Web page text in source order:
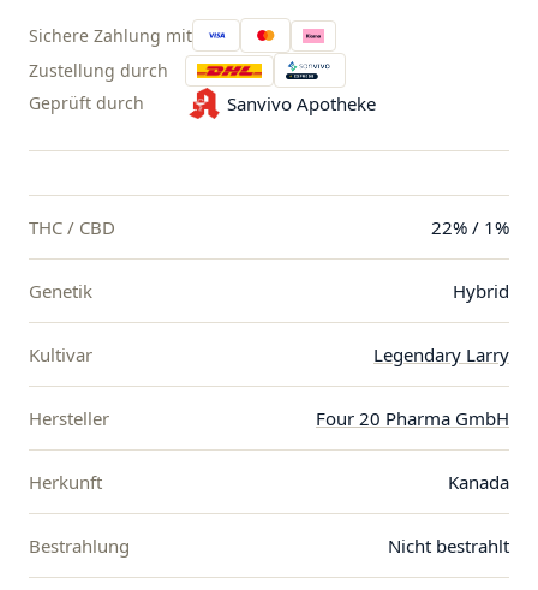
Sichere Zahlung mit
Zustellung durch
Geprüft durch
Sanvivo Apotheke
THC / CBD 22% / 1%
Genetik Hybrid
Kultivar Legendary Larry
Hersteller Four 20 Pharma GmbH
Herkunft Kanada
Bestrahlung Nicht bestrahlt